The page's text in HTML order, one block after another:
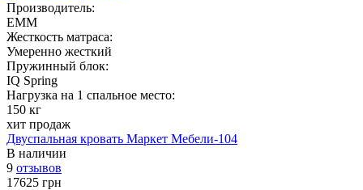
Производитель:
ЕММ
Жесткость матраса:
Умеренно жесткий
Пружинный блок:
IQ Spring
Нагрузка на 1 спальное место:
150 кг
хит продаж
Двуспальная кровать Маркет Мебели-104
В наличии
9 отзывов
17625 грн